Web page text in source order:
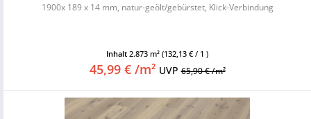
1900x 189 x 14 mm, natur-geölt/gebürstet, Klick-Verbindung
Inhalt 2.873 m² (132,13 € / 1 )
45,99 € /m² UVP65,90 € /m²